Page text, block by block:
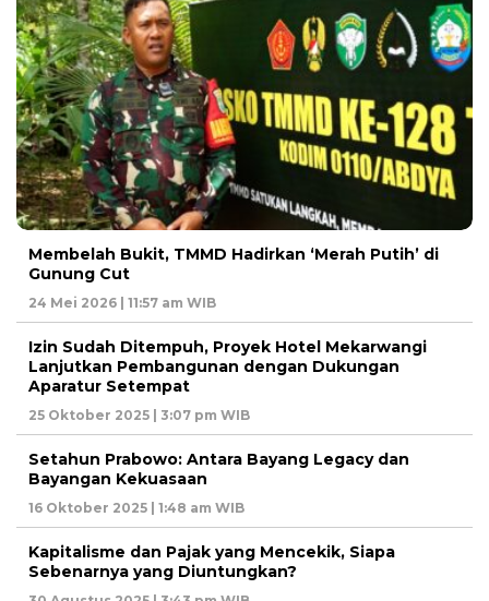
Membelah Bukit, TMMD Hadirkan ‘Merah Putih’ di
Gunung Cut
24 Mei 2026 | 11:57 am WIB
Izin Sudah Ditempuh, Proyek Hotel Mekarwangi
Lanjutkan Pembangunan dengan Dukungan
Aparatur Setempat
25 Oktober 2025 | 3:07 pm WIB
Setahun Prabowo: Antara Bayang Legacy dan
Bayangan Kekuasaan
16 Oktober 2025 | 1:48 am WIB
Kapitalisme dan Pajak yang Mencekik, Siapa
Sebenarnya yang Diuntungkan?